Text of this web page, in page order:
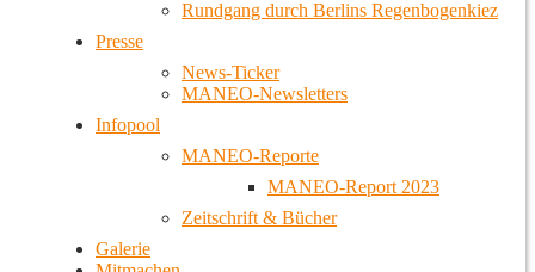
Rundgang durch Berlins Regenbogenkiez
Presse
News-Ticker
MANEO-Newsletters
Infopool
MANEO-Reporte
MANEO-Report 2023
Zeitschrift & Bücher
Galerie